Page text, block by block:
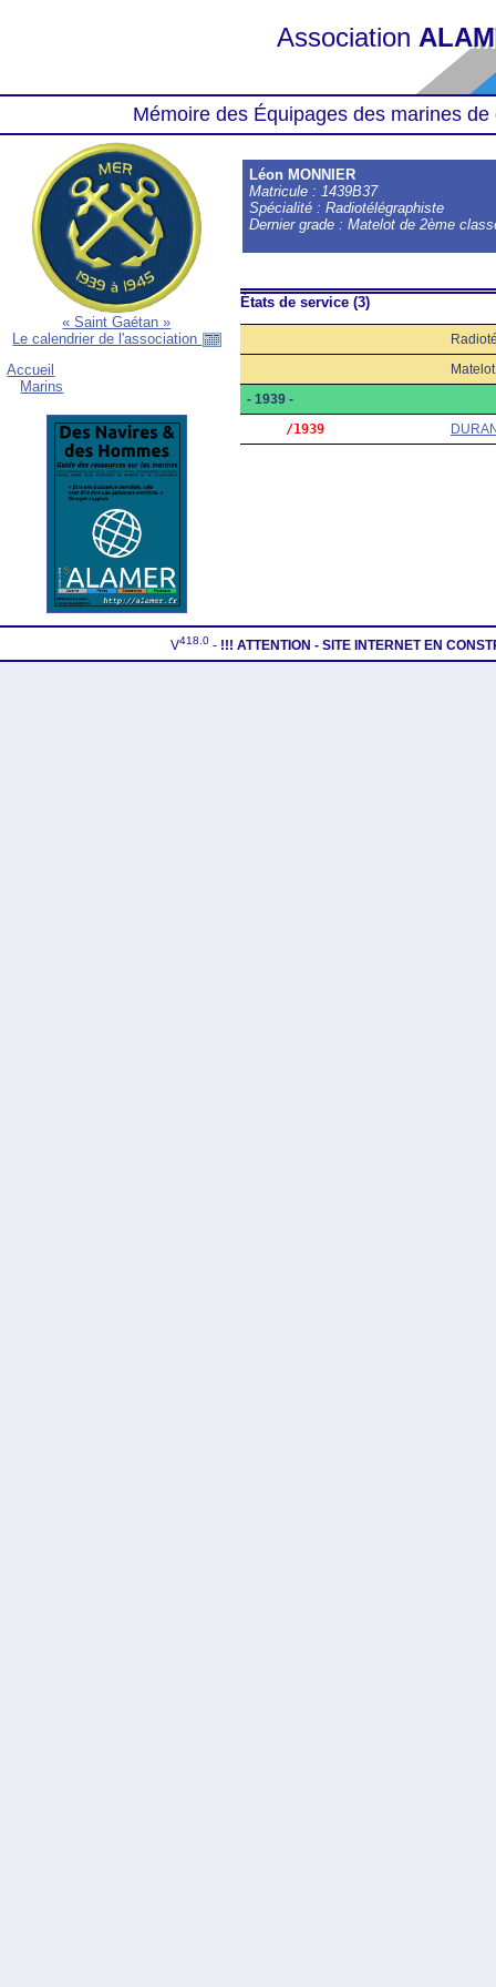
Association
Mémoire des Équipages des marines
« Saint Gaétan »
Le calendrier de l'association
Accueil
Marins
Léon MONNIER
Matricule : 1439B37
Spécialité : Radiotélégraphiste
Dernier grade : Matelot de 2ème
États de service (3)
- 1939 -
     /1939
V418.0 - !!! ATTENTION - SITE INTERNET EN